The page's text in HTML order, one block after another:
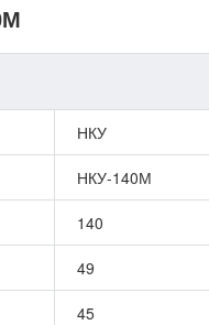
НКУ
НКУ-140М
140
49
45